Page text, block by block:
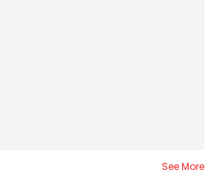
See More